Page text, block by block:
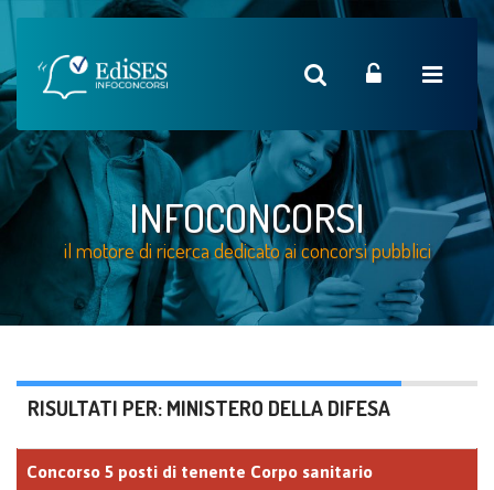
INFOCONCORSI
il motore di ricerca dedicato ai concorsi pubblici
RISULTATI PER: MINISTERO DELLA DIFESA
Concorso 5 posti di tenente Corpo sanitario